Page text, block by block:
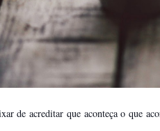
de acreditar que aconteça o que